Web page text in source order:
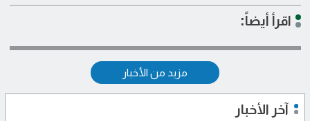
اقرأ أيضاً:
مزيد من الأخبار
آخر الأخبار